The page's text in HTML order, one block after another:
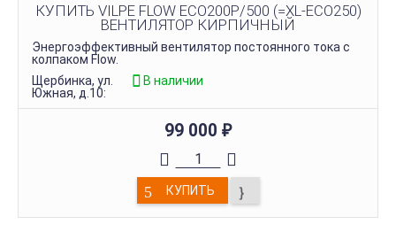
КУПИТЬ VILPE FLOW ЕCO200P/500 (=XL-ECO250)
ВЕНТИЛЯТОР КИРПИЧНЫЙ
Энергоэффективный вентилятор постоянного тока c
колпаком Flow.
Щербинка, ул.
Южная, д.10:
В наличии
99 000 ₽
КУПИТЬ